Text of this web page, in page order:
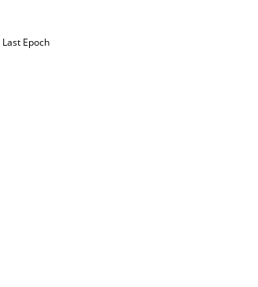
Last Epoch